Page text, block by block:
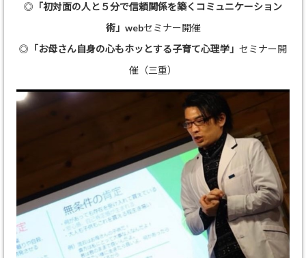
◎ 「初対面の人と５分で信頼関係を築くコミュニケーション
術」 webセミナー開催
◎ 「お母さん自身の心もホッとする子育て心理学」 セミナー開
催（三重）